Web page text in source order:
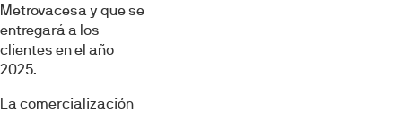
Metrovacesa y que se
entregará a los
clientes en el año
2025.
La comercialización